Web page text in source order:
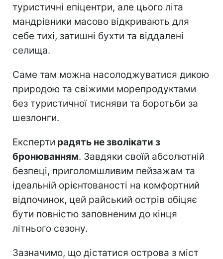
туристичні епіцентри, але цього літа
мандрівники масово відкривають для
себе тихі, затишні бухти та віддалені
селища.
Саме там можна насолоджуватися дикою
природою та свіжими морепродуктами
без туристичної тисняви та боротьби за
шезлонги.
Експерти радять не зволікати з
бронюванням. Завдяки своїй абсолютній
безпеці, приголомшливим пейзажам та
ідеальній орієнтованості на комфортний
відпочинок, цей райський острів обіцяє
бути повністю заповненим до кінця
літнього сезону.
Зазначимо, що дістатися острова з міст